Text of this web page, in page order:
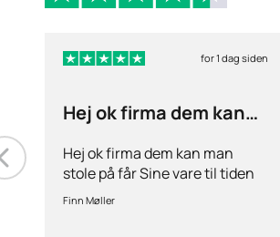
for 1 dag siden
Hej ok firma dem kan
Hej ok firma dem kan man
stole på får Sine vare til tiden
hurtig levering inden for 2
Finn Møller